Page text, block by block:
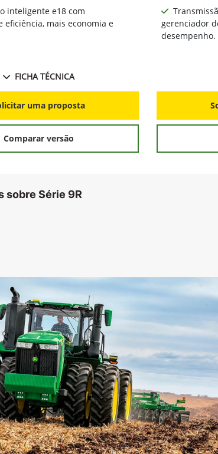
inteligente e18 com
eficiência, mais economia e
FICHA TÉCNICA
uma proposta
Comparar versão
gerenciador
desempenho.
sobre Série 9R